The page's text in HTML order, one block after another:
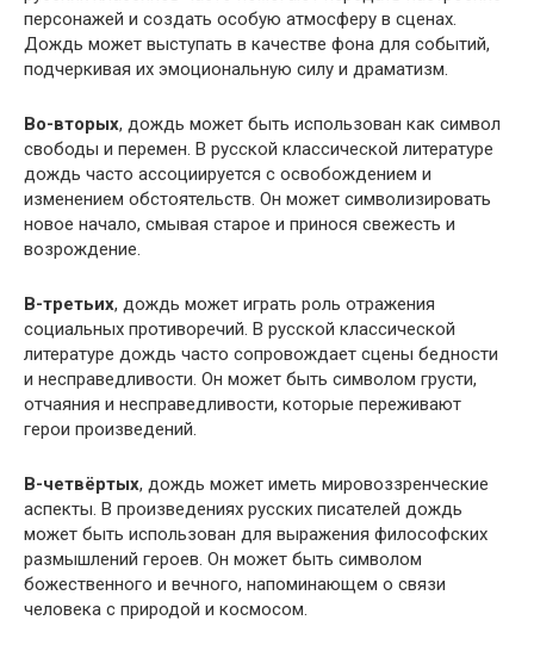
персонажей и создать особую атмосферу в сценах.
Дождь может выступать в качестве фона для событий,
подчеркивая их эмоциональную силу и драматизм.
Во-вторых, дождь может быть использован как символ
свободы и перемен. В русской классической литературе
дождь часто ассоциируется с освобождением и
изменением обстоятельств. Он может символизировать
новое начало, смывая старое и принося свежесть и
возрождение.
В-третьих, дождь может играть роль отражения
социальных противоречий. В русской классической
литературе дождь часто сопровождает сцены бедности
и несправедливости. Он может быть символом грусти,
отчаяния и несправедливости, которые переживают
герои произведений.
В-четвёртых, дождь может иметь мировоззренческие
аспекты. В произведениях русских писателей дождь
может быть использован для выражения философских
размышлений героев. Он может быть символом
божественного и вечного, напоминающем о связи
человека с природой и космосом.